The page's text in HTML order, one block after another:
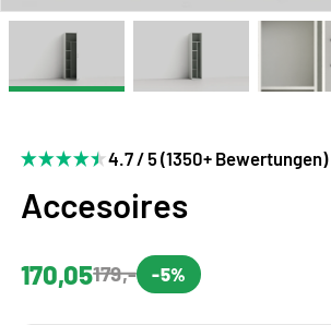
4.7 / 5 (1350+ Bewertungen)
Accesoires
170,05179,- -5%